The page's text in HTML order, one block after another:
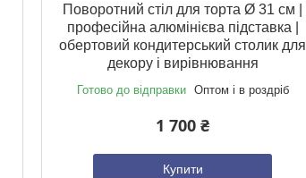
Поворотний стіл для торта Ø 31 см |
професійна алюмінієва підставка |
обертовий кондитерський столик для
декору і вирівнювання
Готово до відправки Оптом і в роздріб
1 700 ₴
Купити